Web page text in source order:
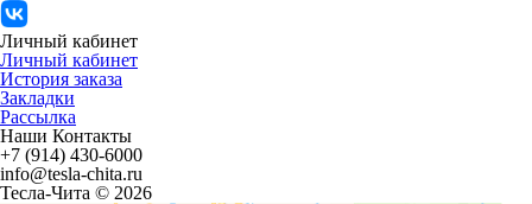
Личный кабинет
Личный кабинет
История заказа
Закладки
Рассылка
Наши Контакты
+7 (914) 430-6000
info@tesla-chita.ru
Тесла-Чита © 2026